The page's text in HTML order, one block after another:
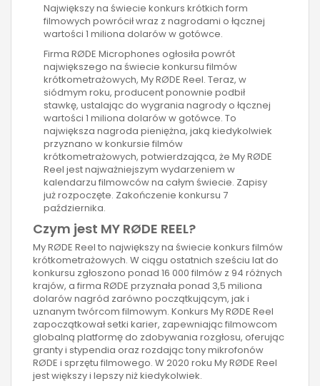
Największy na świecie konkurs krótkich form
filmowych powrócił wraz z nagrodami o łącznej
wartości 1 miliona dolarów w gotówce.
Firma RØDE Microphones ogłosiła powrót
największego na świecie konkursu filmów
krótkometrażowych, My RØDE Reel. Teraz, w
siódmym roku, producent ponownie podbił
stawkę, ustalając do wygrania nagrody o łącznej
wartości 1 miliona dolarów w gotówce. To
największa nagroda pieniężna, jaką kiedykolwiek
przyznano w konkursie filmów
krótkometrażowych, potwierdzająca, że My RØDE
Reel jest najważniejszym wydarzeniem w
kalendarzu filmowców na całym świecie. Zapisy
już rozpoczęte. Zakończenie konkursu 7
października.
Czym jest MY RØDE REEL?
My RØDE Reel to największy na świecie konkurs filmów
krótkometrażowych. W ciągu ostatnich sześciu lat do
konkursu zgłoszono ponad 16 000 filmów z 94 różnych
krajów, a firma RØDE przyznała ponad 3,5 miliona
dolarów nagród zarówno początkującym, jak i
uznanym twórcom filmowym. Konkurs My RØDE Reel
zapoczątkował setki karier, zapewniając filmowcom
globalną platformę do zdobywania rozgłosu, oferując
granty i stypendia oraz rozdając tony mikrofonów
RØDE i sprzętu filmowego. W 2020 roku My RØDE Reel
jest większy i lepszy niż kiedykolwiek.